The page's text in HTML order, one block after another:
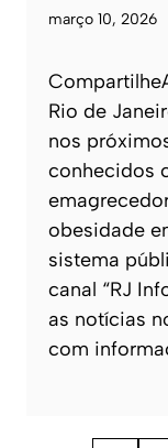
março 10, 2026
Rio de
nos
conhecidos
obesidade
sistema
canal “RJ
as notícias
com